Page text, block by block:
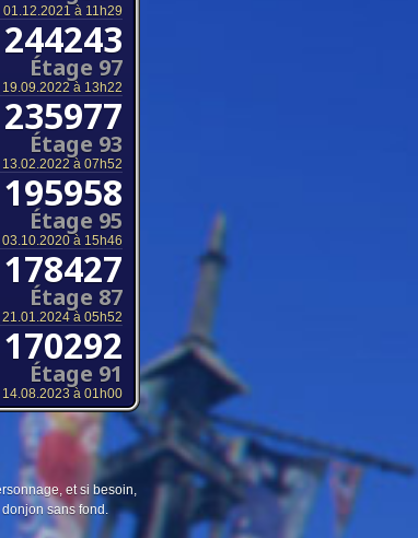
01.12.2021 à 11h29
Étage 97
19.09.2022 à 13h22
Étage 93
13.02.2022 à 07h52
Étage 95
03.10.2020 à 15h46
Étage 87
21.01.2024 à 05h52
Étage 91
14.08.2023 à 01h00
et si besoin,
sans fond.